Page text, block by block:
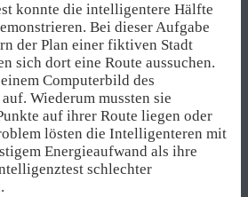
konnte die intelligentere Hälfte
Bei dieser Aufgabe
der Plan einer fiktiven Stadt
sich dort eine Route aussuchen.
Computerbild des
Wiederum mussten sie
auf ihrer Route liegen oder
lösten die Intelligenteren mit
Energieaufwand als ihre
schlechter